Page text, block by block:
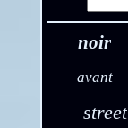
noir
avant
street